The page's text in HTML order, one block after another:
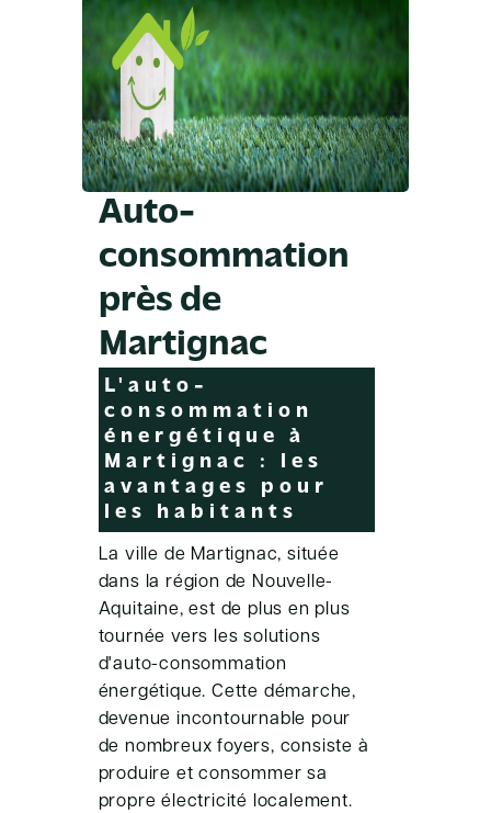
Auto-
consommation
près de
Martignac
L'auto-
consommation
énergétique à
Martignac : les
avantages pour
les habitants
La ville de Martignac, située
dans la région de Nouvelle-
Aquitaine, est de plus en plus
tournée vers les solutions
d'auto-consommation
énergétique. Cette démarche,
devenue incontournable pour
de nombreux foyers, consiste à
produire et consommer sa
propre électricité localement.